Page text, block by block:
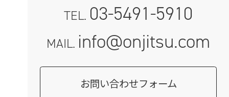
TEL. 03-5491-5910
MAIL. info@onjitsu.com
お問い合わせフォーム